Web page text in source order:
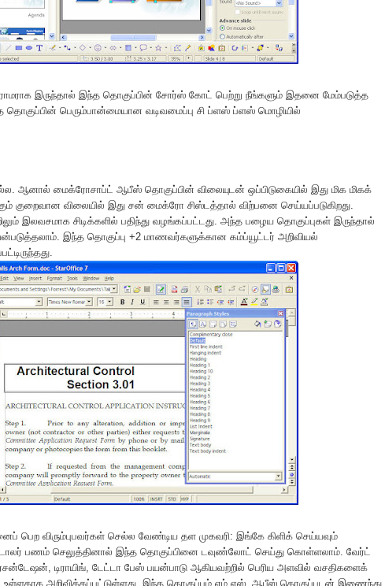
இருந்தால் இந்த தொகுப்பின் சோர்ஸ் கோட் பெற்று நீங்களும் இதனை மேம்படுத்த
பெரும்பான்மையான வடிவமைப்பு சி ப்ளஸ் ப்ளஸ் மொழியில்
ஆனால் மைக்ரோசாப்ட் ஆபீஸ் தொகுப்பின் விலையுடன் ஒப்பிடுகையில் இது மிக மிகக்
குறைவான விலையில் இது சன் மைக்ரோ சிஸ்டத்தால் விற்பனை செய்யப்படுகிறது.
இலவசமாக சிடிக்களில் பதிந்து வழங்கப்பட்டது. அந்த பழைய தொகுப்புகள் இருந்தால்
இந்த தொகுப்பு +2 மாணவர்களுக்கான கம்ப்யூட்டர் அறிவியல்
பெற விரும்புபவர்கள் செல்ல வேண்டிய தள முகவரி: இங்கே கிளிக் செய்யவும்
டாலர் பணம் செலுத்தினால் இந்த தொகுப்பினை டவுண்லோட் செய்து கொள்ளலாம். வேர்ட்
டிராயிங், டேட்டா பேஸ் பயன்பாடு ஆகியவற்றில் பெரிய அளவில் வசதிகளைக்
அறிவிக்கப்பட்டுள்ளது. இந்த தொகுப்பும் எம்.எஸ். ஆபீஸ் தொகுப்புடன் இணைந்து